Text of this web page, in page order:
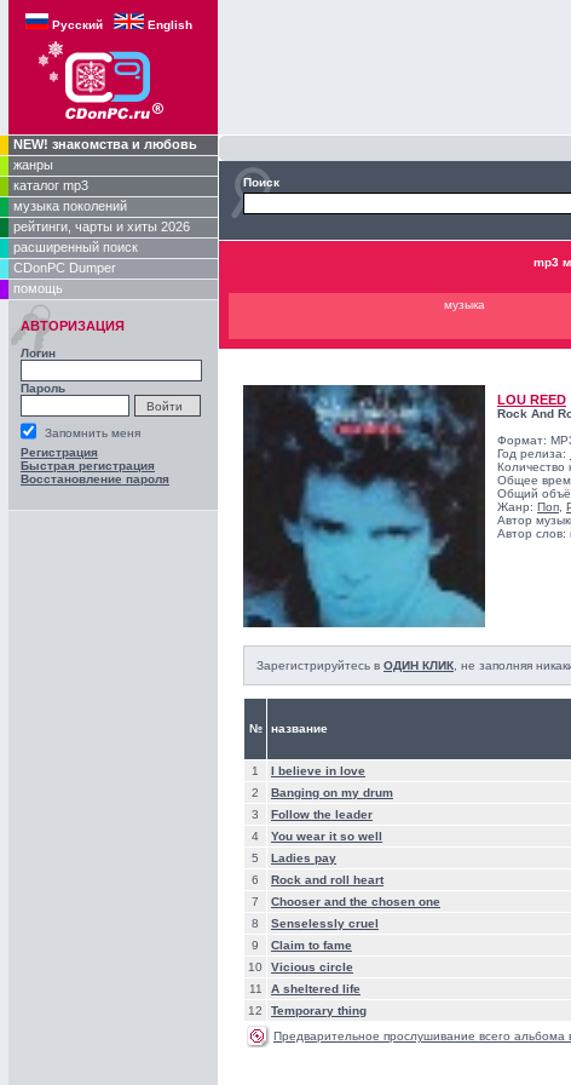
Русский English
NEW! знакомства и любовь
жанры
каталог mp3
музыка поколений
рейтинги, чарты и хиты 2026
расширенный поиск
CDonPC Dumper
помощь
АВТОРИЗАЦИЯ
Логин
Пароль
Запомнить меня
Регистрация
Быстрая регистрация
Восстановление пароля
Поиск
mp3
музыка
LOU REED
Rock And
Формат:
Год релиза:
Количество
Общее
Общий
Жанр: Поп
Автор
Автор слов:
Зарегистрируйтесь в ОДИН КЛИК , не заполняя
№ название
1
I believe in love
2
Banging on my drum
3
Follow the leader
4
You wear it so well
5
Ladies pay
6
Rock and roll heart
7
Chooser and the chosen one
8
Senselessly cruel
9
Claim to fame
10
Vicious circle
11
A sheltered life
12
Temporary thing
Предварительное прослушивание всего альбома